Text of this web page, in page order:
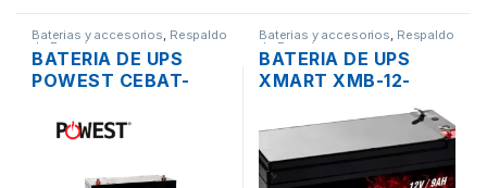
Baterias y accesorios, Respaldo
de Energía
BATERIA DE UPS
POWEST CEBAT-
Baterias y accesorios, Respaldo
de Energía
BATERIA DE UPS
XMART XMB-12-
09ES DE 12V 9 AH